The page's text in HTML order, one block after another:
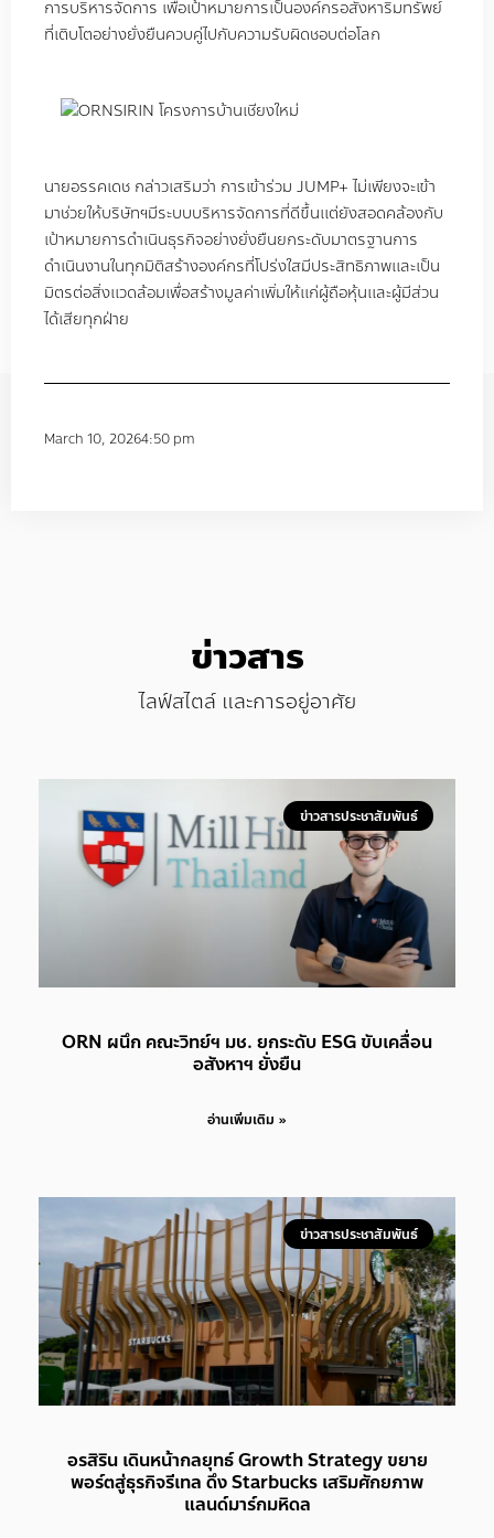
การบริหารจัดการ เพื่อเป้าหมายการเป็นองค์กรอสังหาริมทรัพย์
ที่เติบโตอย่างยั่งยืนควบคู่ไปกับความรับผิดชอบต่อโลก
นายอรรคเดช กล่าวเสริมว่า การเข้าร่วม JUMP+ไม่เพียงจะเข้า
มาช่วยให้บริษัทฯมีระบบบริหารจัดการที่ดีขึ้นแต่ยังสอดคล้องกับ
เป้าหมายการดำเนินธุรกิจอย่างยั่งยืนยกระดับมาตรฐานการ
ดำเนินงานในทุกมิติสร้างองค์กรที่โปร่งใสมีประสิทธิภาพและเป็น
มิตรต่อสิ่งแวดล้อมเพื่อสร้างมูลค่าเพิ่มให้แก่ผู้ถือหุ้นและผู้มีส่วน
ได้เสียทุกฝ่าย
March 10, 20264:50 pm
ข่าวสาร
ไลฟ์สไตล์ และการอยู่อาศัย
ข่าวสารประชาสัมพันธ์
ORN ผนึก คณะวิทย์ฯ มช. ยกระดับ ESG ขับเคลื่อน
อสังหาฯ ยั่งยืน
อ่านเพิ่มเติม »
ข่าวสารประชาสัมพันธ์
อรสิริน เดินหน้ากลยุทธ์ Growth Strategy ขยาย
พอร์ตสู่ธุรกิจรีเทล ดึง Starbucks เสริมศักยภาพ
แลนด์มาร์กมหิดล